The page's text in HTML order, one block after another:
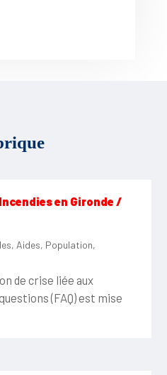
en Gironde /
, Aides, Population,
de crise liée aux
(FAQ) est mise